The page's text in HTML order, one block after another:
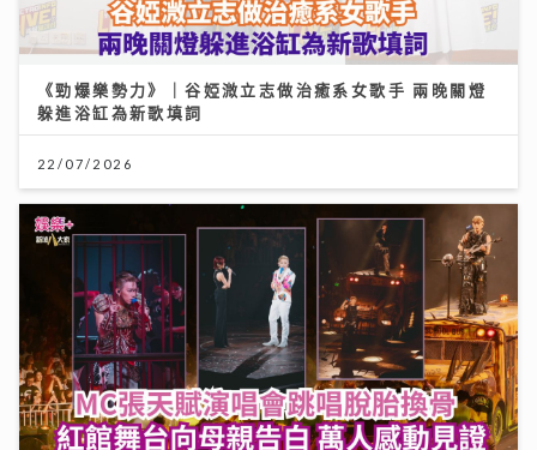
《勁爆樂勢力》｜谷婭溦立志做治癒系女歌手 兩晚關燈
躲進浴缸為新歌填詞
22/07/2026